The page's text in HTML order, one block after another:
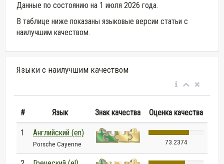
Данные по состоянию на 1 июля 2026 года.
В таблице ниже показаны языковые версии статьи с
наилучшим качеством.
Языки с наилучшим качеством
# Язык Знак качества Оценка качества
1 Английский (en)
Porsche Cayenne 73.2374